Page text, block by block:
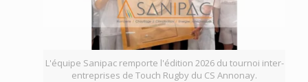
L'équipe Sanipac remporte l'édition 2026 du tournoi inter-
entreprises de Touch Rugby du CS Annonay.